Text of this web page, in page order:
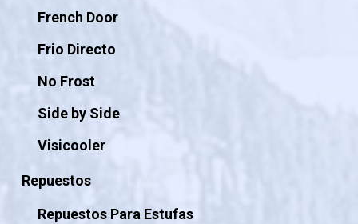
French Door
Frio Directo
No Frost
Side by Side
Visicooler
Repuestos
Repuestos Para Estufas